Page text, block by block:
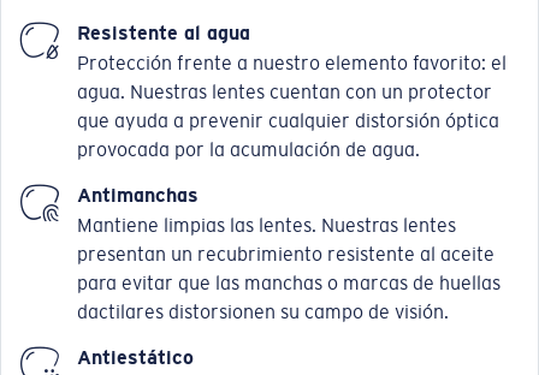
Resistente al agua
Protección frente a nuestro elemento favorito: el
agua. Nuestras lentes cuentan con un protector
que ayuda a prevenir cualquier distorsión óptica
provocada por la acumulación de agua.
Antimanchas
Mantiene limpias las lentes. Nuestras lentes
presentan un recubrimiento resistente al aceite
para evitar que las manchas o marcas de huellas
dactilares distorsionen su campo de visión.
Antiestático